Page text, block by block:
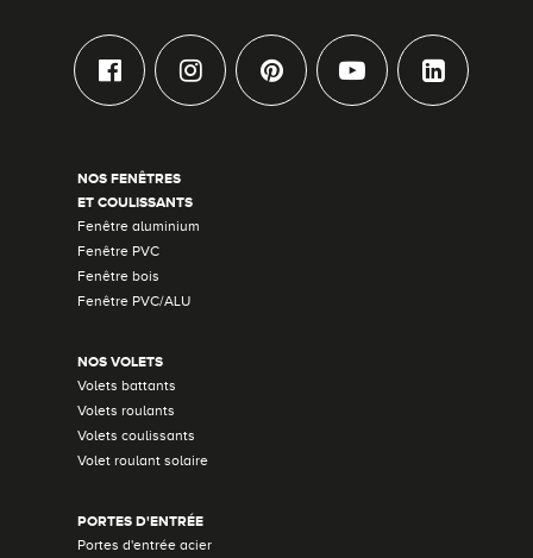
NOS FENÊTRES
ET COULISSANTS
Fenêtre aluminium
Fenêtre PVC
Fenêtre bois
Fenêtre PVC/ALU
NOS VOLETS
Volets battants
Volets roulants
Volets coulissants
Volet roulant solaire
PORTES D'ENTRÉE
Portes d'entrée acier